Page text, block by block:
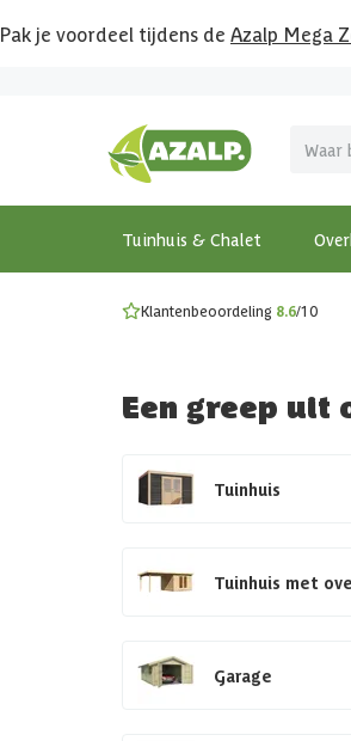
Pak je voordeel tijdens de Azalp Mega
Tuinhuis & Chalet
MEGA zomer kortingen op
Bekijk de actiemodellen
Gratis wandplankset
Ontdek onze metalen
Klantenbeoordeling 8.6/10
Een greep uit
Tuinhuis
Tuinhuis met
Garage